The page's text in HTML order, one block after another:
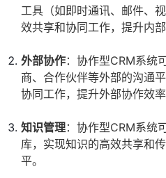
工具（如即时通讯、邮件、
效共享和协同工作，提升内部
外部协作：协作型CRM系统
商、合作伙伴等外部的沟通
协同工作，提升外部协作效率
知识管理：协作型CRM系统
库，实现知识的高效共享和
平。